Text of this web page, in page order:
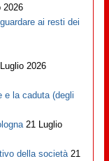
2026
ai resti dei
2026
e la caduta (degli
21 Luglio
della società 21